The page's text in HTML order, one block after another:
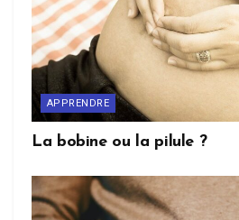
APPRENDRE
La bobine ou la pilule ?